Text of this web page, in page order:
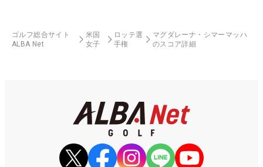
ゴルフ総合サイト
ALBA Net
米国
女子
ロッテ選
手権
マグダレーナ・シマーマッハ
のスコア詳細